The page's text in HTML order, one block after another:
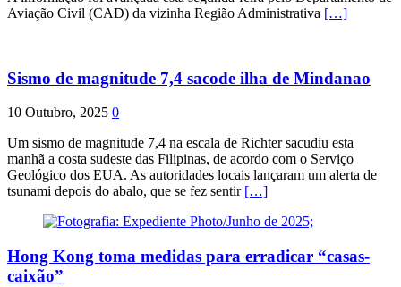
Aviação Civil (CAD) da vizinha Região Administrativa […]
Sismo de magnitude 7,4 sacode ilha de Mindanao
10 Outubro, 2025 0
Um sismo de magnitude 7,4 na escala de Richter sacudiu esta
manhã a costa sudeste das Filipinas, de acordo com o Serviço
Geológico dos EUA. As autoridades locais lançaram um alerta de
tsunami depois do abalo, que se fez sentir […]
Hong Kong toma medidas para erradicar “casas-
caixão”